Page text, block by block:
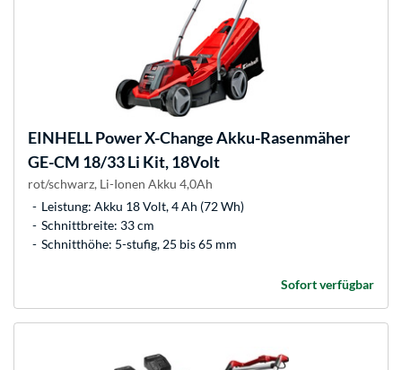
EINHELLPower X-Change Akku-Rasenmäher
GE-CM 18/33 Li Kit, 18Volt
rot/schwarz, Li-Ionen Akku 4,0Ah
Leistung: Akku 18 Volt, 4 Ah (72 Wh)
Schnittbreite: 33 cm
Schnitthöhe: 5-stufig, 25 bis 65 mm
Sofort verfügbar